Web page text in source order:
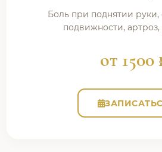
Боль при поднятии руки,
подвижности,
от 1500